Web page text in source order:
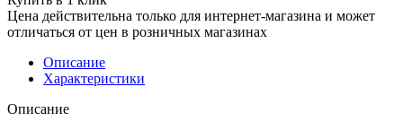
Цена действительна только для интернет-магазина и может
отличаться от цен в розничных магазинах
Описание
Характеристики
Описание